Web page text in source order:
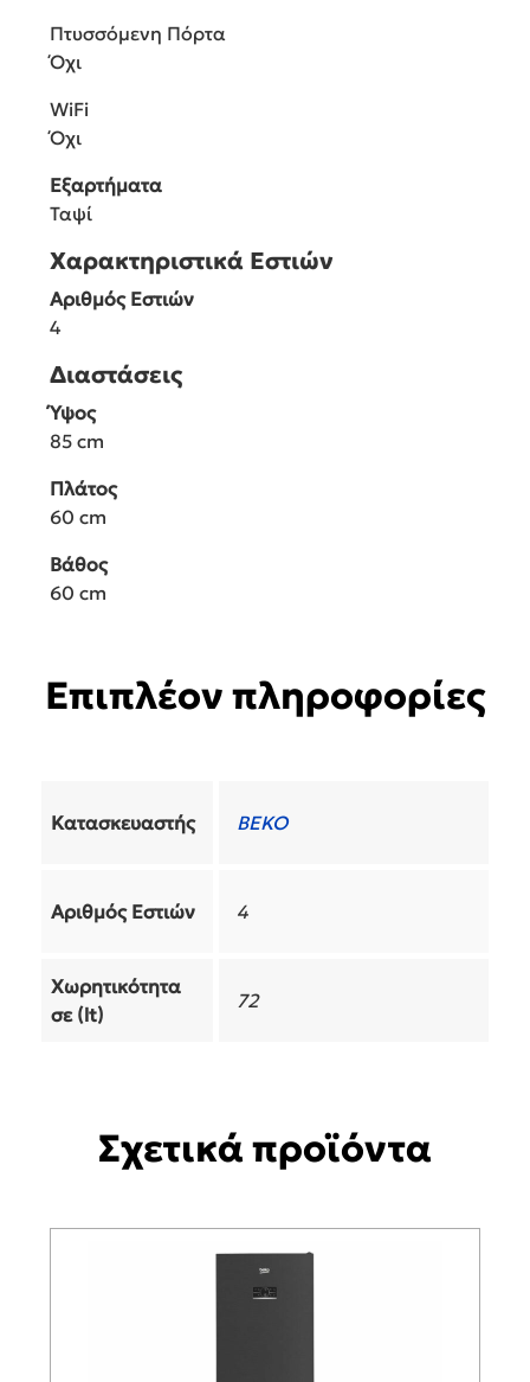
Πτυσσόμενη Πόρτα
Όχι
WiFi
Όχι
Εξαρτήματα
Ταψί
Χαρακτηριστικά Εστιών
Αριθμός Εστιών
4
Διαστάσεις
Ύψος
85 cm
Πλάτος
60 cm
Βάθος
60 cm
Επιπλέον πληροφορίες
Κατασκευαστής BEKO
Αριθμός Εστιών 4
Χωρητικότητα
σε (lt)
72
Σχετικά προϊόντα